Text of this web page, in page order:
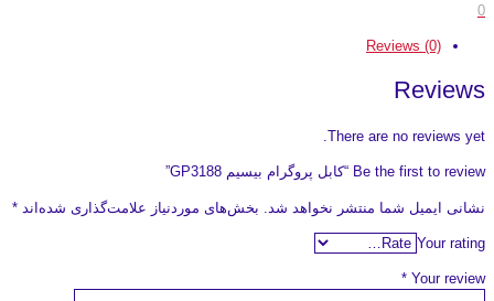
0
Reviews (0)
Reviews
There are no reviews yet.
Be the first to review “کابل پروگرام بیسیم GP3188”
نشانی ایمیل شما منتشر نخواهد شد. بخش‌های موردنیاز علامت‌گذاری شده‌اند *
Your rating
Your review
*